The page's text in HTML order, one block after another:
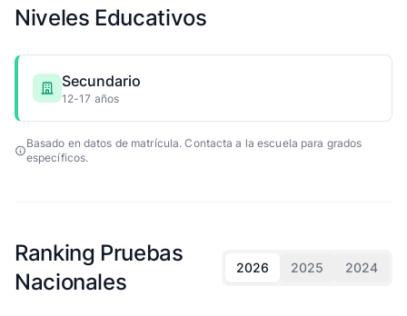
Niveles Educativos
Secundario
12-17 años
Basado en datos de matrícula. Contacta a la escuela para grados
específicos.
Ranking Pruebas
Nacionales
2026 2025 2024